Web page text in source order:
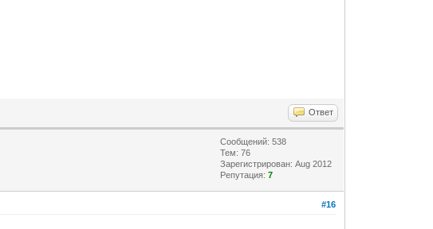
Ответ
Сообщений: 538
Тем: 76
Зарегистрирован: Aug 2012
Репутация:7
#16